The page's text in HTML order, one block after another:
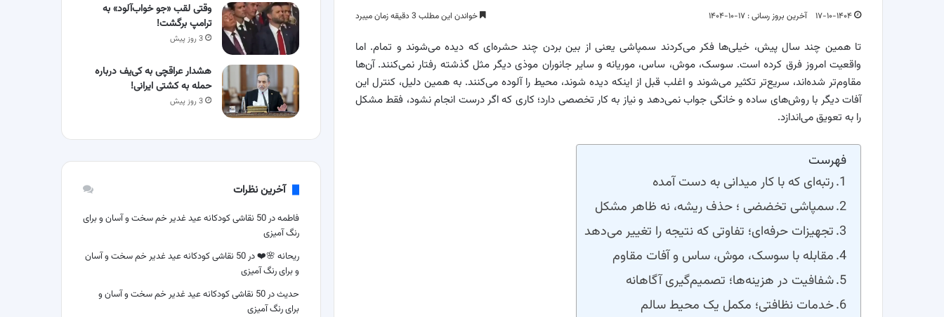
۱۷-۱۰-۱۴۰۴ آخرین بروز رسانی : ۱۷-۱۰-۱۴۰۴ خواندن این مطلب 3 دقیقه زمان میبرد
تا همین چند سال پیش، خیلی‌ها فکر می‌کردند سمپاشی یعنی از بین بردن چند حشره‌ای که دیده می‌شوند و تمام. اما
واقعیت امروز فرق کرده است. سوسک، موش، ساس، موریانه و سایر جانوران موذی دیگر مثل گذشته رفتار نمی‌کنند. آن‌ها
مقاوم‌تر شده‌اند، سریع‌تر تکثیر می‌شوند و اغلب قبل از اینکه دیده شوند، محیط را آلوده می‌کنند. به همین دلیل، کنترل این
آفات دیگر با روش‌های ساده و خانگی جواب نمی‌دهد و نیاز به کار تخصصی دارد؛ کاری که اگر درست انجام نشود، فقط مشکل
را به تعویق می‌اندازد.
فهرست
رتبه‌ای که با کار میدانی به دست آمده
سمپاشی تخضضی ؛ حذف ریشه، نه ظاهر مشکل
تجهیزات حرفه‌ای؛ تفاوتی که نتیجه را تغییر می‌دهد
مقابله با سوسک، موش، ساس و آفات مقاوم
شفافیت در هزینه‌ها؛ تصمیم‌گیری آگاهانه
خدمات نظافتی؛ مکمل یک محیط سالم
وقتی لقب «جو خواب‌آلود» به
ترامپ برگشت!
3 روز پیش
هشدار عراقچی به کی‌یف درباره
حمله به کشتی ایرانی!
3 روز پیش
آخرین نظرات
فاطمهدر
50 نقاشی کودکانه عید غدیر خم سخت و آسان و برای
رنگ آمیزی
ریحانه 🌸❤️در
50 نقاشی کودکانه عید غدیر خم سخت و آسان
و برای رنگ آمیزی
حدیثدر
50 نقاشی کودکانه عید غدیر خم سخت و آسان و
برای رنگ آمیزی